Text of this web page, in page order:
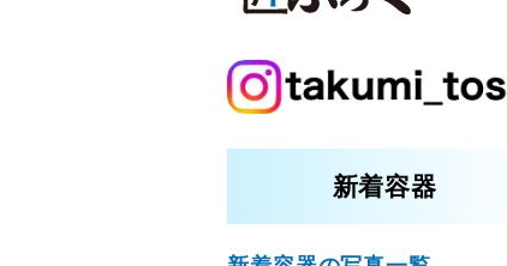
新着容器